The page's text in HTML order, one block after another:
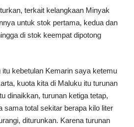
terkait kelangkaan Minyak
untuk stok pertama, kedua dan
di stok keempat dipotong
itu kebetulan Kemarin saya ketemu
kuota kita di Maluku itu turunan
dinaikkan, turunan ketiga tetap,
sama total sekitar berapa kilo liter
diturunkan. Karena turunan